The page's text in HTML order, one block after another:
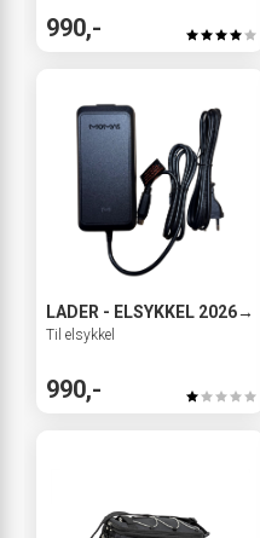
990,-
LADER - ELSYKKEL 2026→
Til elsykkel
990,-